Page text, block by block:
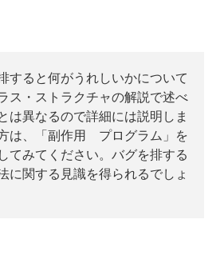
すると何がうれしいかについて
ス・ストラクチャの解説で述べ
は異なるので詳細には説明しま
は、「副作用 プログラム」を
てみてください。バグを排する
に関する見識を得られるでしょ